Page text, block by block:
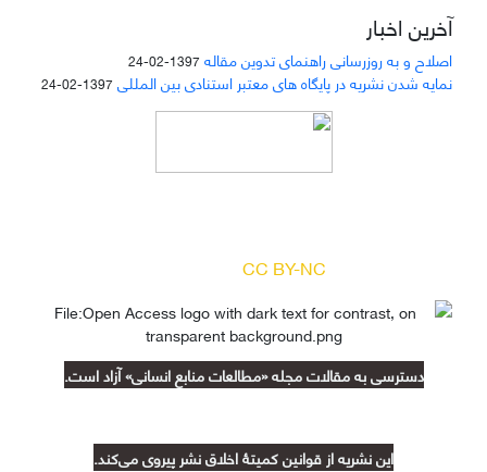
آخرین اخبار
اصلاح و به روزرسانی راهنمای تدوین مقاله 1397-02-24
نمایه شدن نشریه در پایگاه های معتبر استنادی بین المللی 1397-02-24
CC BY-NC
دسترسی به مقالات مجله «مطالعات منابع انسانی» آزاد است.
این نشریه از قوانین کمیتۀ اخلاق نشر پیروی می‌کند.